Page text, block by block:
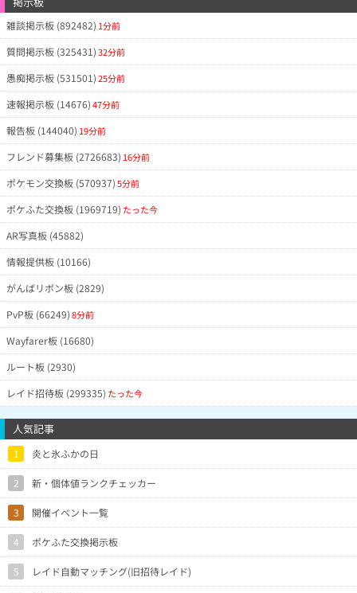
雑談掲示板 (892482) 1分前
質問掲示板 (325431)32分前
愚痴掲示板 (531501)25分前
速報掲示板 (14676)47分前
報告板 (144040) 19分前
フレンド募集板 (2726683) 16分前
ポケモン交換板 (570937)5分前
ポケふた交換板 (1969719) たった今
AR写真板 (45882)
情報提供板 (10166)
がんばリボン板 (2829)
PvP板 (66249)8分前
Wayfarer板 (16680)
ルート板 (2930)
レイド招待板 (299335) たった今
人気記事
1 炎と氷ふかの日
2 新・個体値ランクチェッカー
3 開催イベント一覧
4 ポケふた交換掲示板
5 レイド自動マッチング(旧招待レイド)